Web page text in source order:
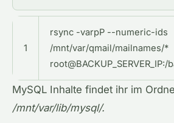
1
rsync -varpP --numeric-ids
/mnt/var/qmail/mailnames/*
MySQL Inhalte findet ihr im
/mnt/var/lib/mysql/.